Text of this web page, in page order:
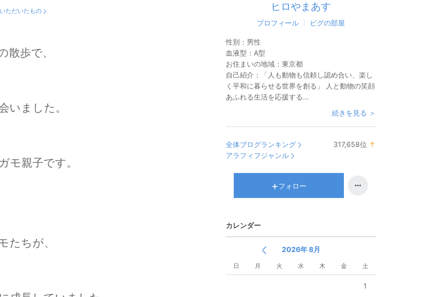
いただいたもの
散歩で、
いました。
モ親子です。
たちが、
ヒロやまあす
プロフィール ピグの部屋
性別： 男性
血液型： A型
お住まいの地域： 東京都
自己紹介：
「人も動物も信頼し認め合い、楽し
く平和に暮らせる世界を創る」 人と動物の笑顔
あふれる生活を応援する...
続きを見る ＞
全体ブログランキング 317,658位 ↑
アラフィフジャンル
フォロー
カレンダー
2026年 8月
日 月 火 水 木 金 土
1